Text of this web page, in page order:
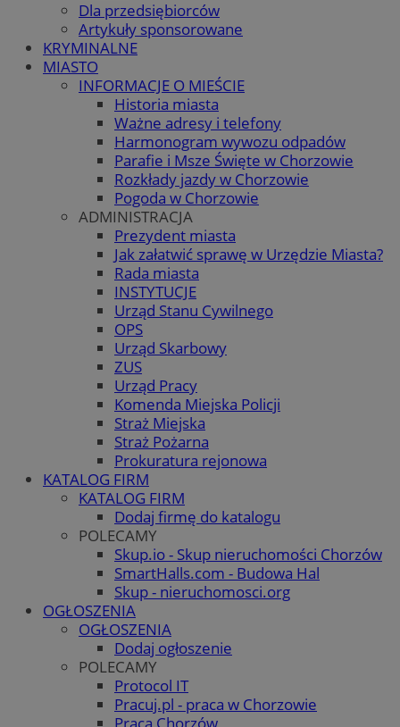
Dla przedsiębiorców
Artykuły sponsorowane
KRYMINALNE
MIASTO
INFORMACJE O MIEŚCIE
Historia miasta
Ważne adresy i telefony
Harmonogram wywozu odpadów
Parafie i Msze Święte w Chorzowie
Rozkłady jazdy w Chorzowie
Pogoda w Chorzowie
ADMINISTRACJA
Prezydent miasta
Jak załatwić sprawę w Urzędzie Miasta?
Rada miasta
INSTYTUCJE
Urząd Stanu Cywilnego
OPS
Urząd Skarbowy
ZUS
Urząd Pracy
Komenda Miejska Policji
Straż Miejska
Straż Pożarna
Prokuratura rejonowa
KATALOG FIRM
KATALOG FIRM
Dodaj firmę do katalogu
POLECAMY
Skup.io - Skup nieruchomości Chorzów
SmartHalls.com - Budowa Hal
Skup - nieruchomosci.org
OGŁOSZENIA
OGŁOSZENIA
Dodaj ogłoszenie
POLECAMY
Protocol IT
Pracuj.pl - praca w Chorzowie